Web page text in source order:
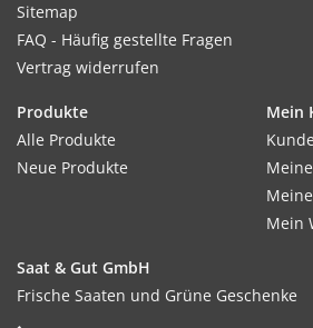
Sitemap
FAQ - Häufig gestellte Fragen
Vertrag widerrufen
Produkte
Alle Produkte
Neue Produkte
Mein
Mein
Saat & Gut GmbH
Frische Saaten und Grüne Geschenke